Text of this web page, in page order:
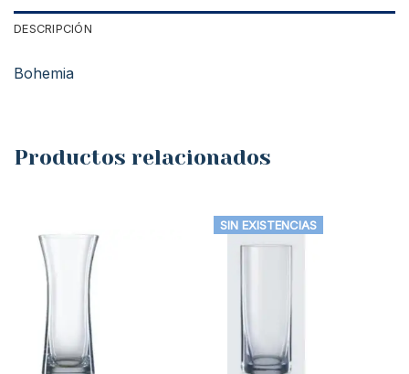
DESCRIPCIÓN
Bohemia
Productos relacionados
SIN EXISTENCIAS